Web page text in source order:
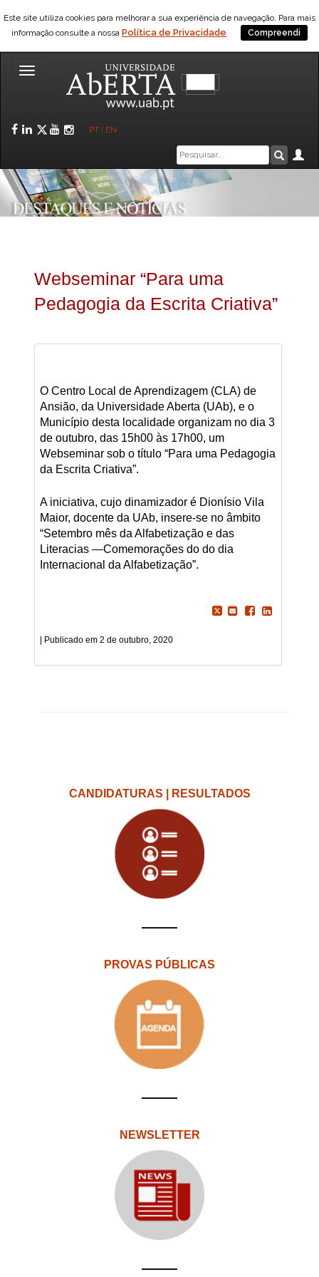
Este site utiliza cookies para melhorar a sua experiência de navegação. Para mais
informação consulte a nossa Política de Privacidade Compreendi
Toggle
Facebook
LinkedIn
Twitter
YouTube
Instagram
PT EN
Caixa
de
pesquisa
Webseminar “Para uma
Pedagogia da Escrita Criativa”
O Centro Local de Aprendizagem (CLA) de
Ansião, da Universidade Aberta (UAb), e o
Município desta localidade organizam no dia 3
de outubro, das 15h00 às 17h00, um
Webseminar sob o título “Para uma Pedagogia
da Escrita Criativa”.
A iniciativa, cujo dinamizador é Dionísio Vila
Maior, docente da UAb, insere-se no âmbito
“Setembro mês da Alfabetização e das
Literacias —Comemorações do do dia
Internacional da Alfabetização”.
2 de outubro, 2020
CANDIDATURAS | RESULTADOS
PROVAS PÚBLICAS
NEWSLETTER